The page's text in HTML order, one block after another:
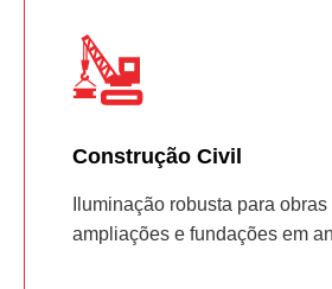
Construção Civil
Iluminação robusta para
ampliações e fundações em